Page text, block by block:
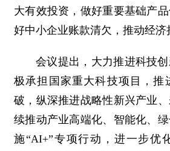
大有效投资，做好重要基础产
好中小企业账款清欠，推动经济
会议提出，大力推进科技
极承担国家重大科技项目，推
破，纵深推进战略性新兴产业
续推动产业高端化、智能化、
施“AI+”专项行动，进一步优